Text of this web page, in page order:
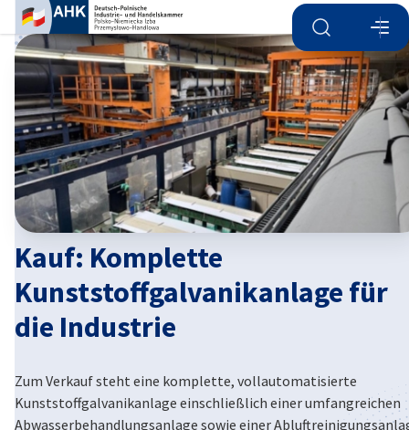
Suche öffnen
Kauf: Komplette
Kunststoffgalvanikanlage für
die Industrie
Zum Verkauf steht eine komplette, vollautomatisierte
Kunststoffgalvanikanlage einschließlich einer umfangreichen
Abwasserbehandlungsanlage sowie einer